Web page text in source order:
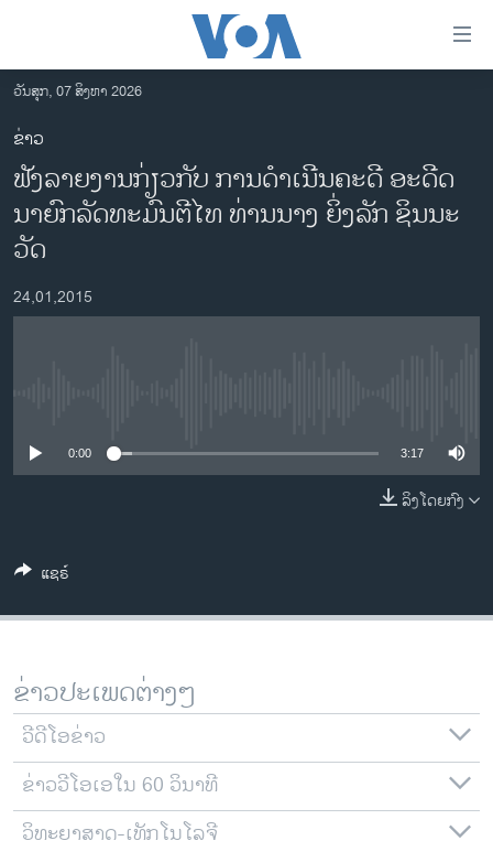
ເຂົ້າ
ຫາ
ຂ້າມ
ຂ້າມ
ຂ້າມ
ໄປ
ຫາ
ຊອກ
ຄົ້ນ
ອາເມຣິກາ
ການເລືອກຕັ້ງ ປະທານາທີບໍດີ ສະຫະລັດ 2024
ໂລກ
ຊຸມຊົນຊາວລາວ
ສຽງ
ລາຍການກະຈາຍສຽງ
ຕິດຕາມພວກເຮົາ ທີ່
ວັນສຸກ, 07 ສິງຫາ 2026
ຂ່າວ
ຟັງລາຍງານກ່ຽວກັບ ການດຳເນີນຄະດີ ອະດີດ
ນາຍົກລັດທະມົນຕີໄທ ທ່ານນາງ ຍິ່ງລັກ ຊິນນະ
ວັດ
24,01,2015
0:00 3:17
ລິງໂດຍກົງ
ແຊຣ໌
ຂ່າວປະເພດຕ່າງໆ
ວີດີໂອຂ່າວ
ຂ່າວວີໂອເອໃນ 60 ວິນາທີ
ວິທະຍາສາດ-ເທັກໂນໂລຈີ